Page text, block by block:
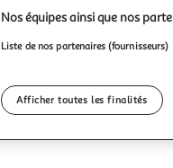
Nos équipes ainsi que nos
Liste de nos partenaires (fournisseurs)
Afficher toutes les finalités